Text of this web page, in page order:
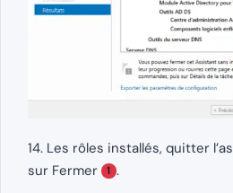
14. Les rôles installés, quitter
sur Fermer
1 .